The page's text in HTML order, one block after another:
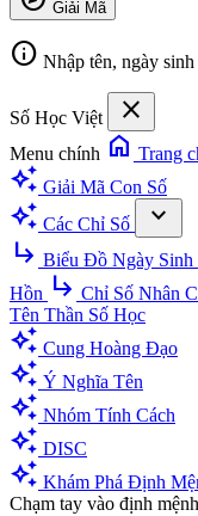
Giải Mã
info Nhập tên, ngày
Số Học Việt close
Menu chính home Trang
auto_awesome Giải Mã Con Số
auto_awesome Các Chỉ Số
expand_more
subdirectory_arrow_right Biểu Đồ Ngày Sinh
Hồn subdirectory_arrow_right Chỉ Số Nhân
Tên Thần Số Học
auto_awesome Cung Hoàng Đạo
auto_awesome Ý Nghĩa Tên
auto_awesome Nhóm Tính Cách
auto_awesome DISC
auto_awesome Khám Phá Định
Chạm tay vào định mệnh